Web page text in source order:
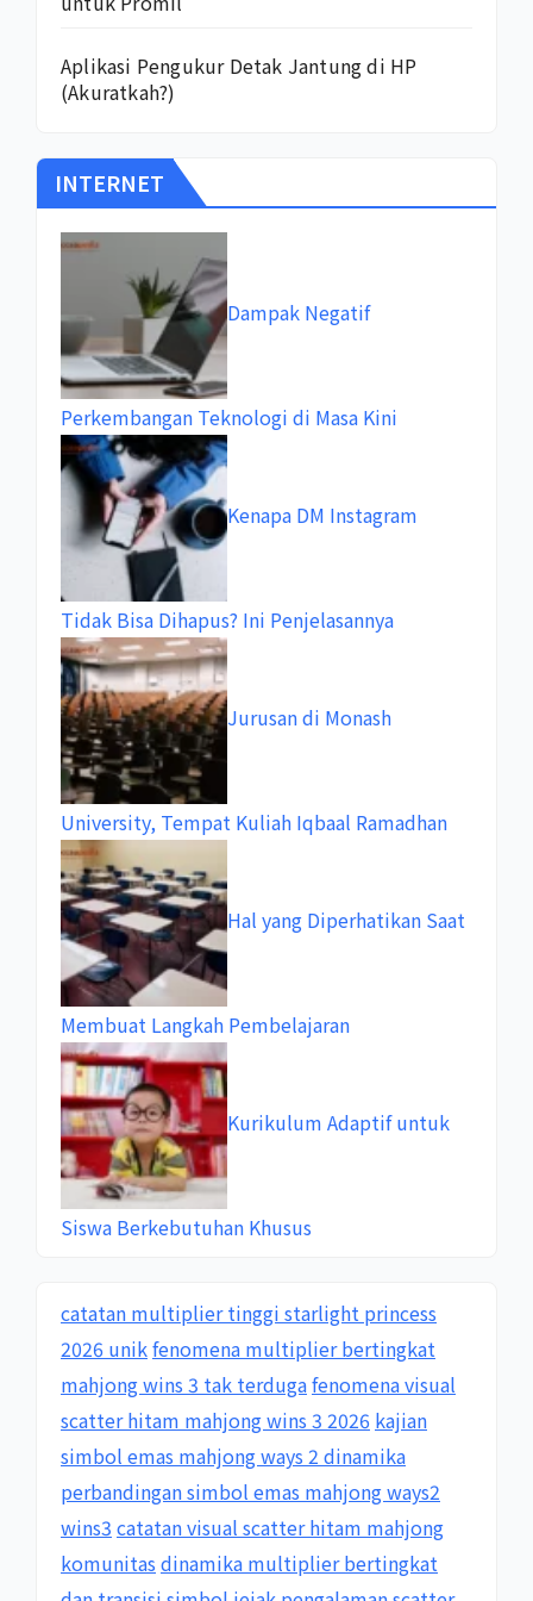
Aplikasi Pengukur Detak Jantung di HP
(Akuratkah?)
INTERNET
Dampak Negatif
Perkembangan Teknologi di Masa Kini
Kenapa DM Instagram
Tidak Bisa Dihapus? Ini Penjelasannya
Jurusan di Monash
University, Tempat Kuliah Iqbaal Ramadhan
Hal yang Diperhatikan Saat
Membuat Langkah Pembelajaran
Kurikulum Adaptif untuk
Siswa Berkebutuhan Khusus
catatan multiplier tinggi starlight princess
2026 unikfenomena multiplier bertingkat
mahjong wins 3 tak terdugafenomena visual
scatter hitam mahjong wins 3 2026 kajian
simbol emas mahjong ways 2 dinamika
perbandingan simbol emas mahjong ways2
wins3 catatan visual scatter hitam mahjong
komunitas dinamika multiplier bertingkat